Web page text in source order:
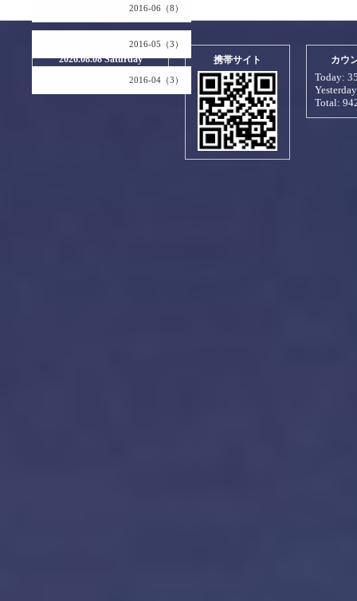
2016-06（8）
2016-05（3）
2016-04（3）
2026.08.08 Saturday 携帯サイト カウ
Today:
Total: